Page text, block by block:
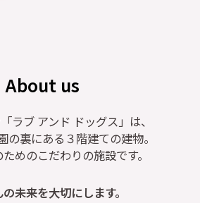
About us
ラブ アンド ドッグス」は、
の裏にある３階建ての建物。
めのこだわりの施設です。
未来を大切にします。